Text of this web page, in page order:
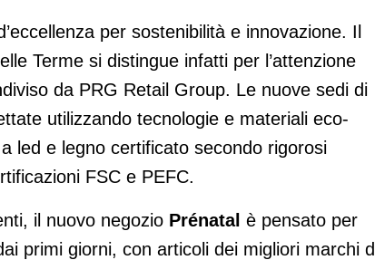
per sostenibilità e innovazione. Il
Terme si distingue infatti per l’attenzione
da PRG Retail Group. Le nuove sedi di
utilizzando tecnologie e materiali eco-
led e legno certificato secondo rigorosi
FSC e PEFC.
il nuovo negozio Prénatal è pensato per
primi giorni, con articoli dei migliori marchi